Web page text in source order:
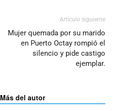
Artículo siguiente
Mujer quemada por su marido
en Puerto Octay rompió el
silencio y pide castigo
ejemplar.
Más del autor